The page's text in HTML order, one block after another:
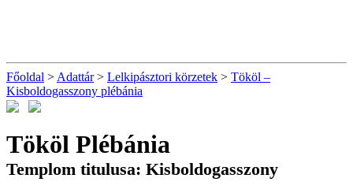
Főoldal > Adattár> Lelkipásztori körzetek > Tököl –
Kisboldogasszony plébánia
Tököl Plébánia
Templom titulusa: Kisboldogasszony